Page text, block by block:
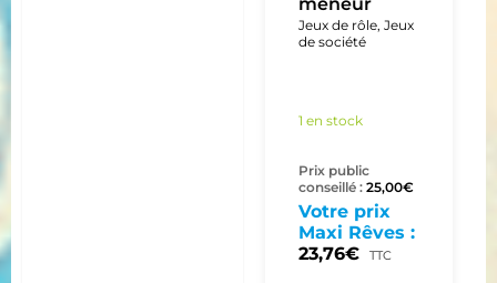
meneur
Jeux de rôle, Jeux
de société
1 en stock
Prix public
conseillé : 25,00€
Votre prix
Maxi Rêves :
23,76€ TTC